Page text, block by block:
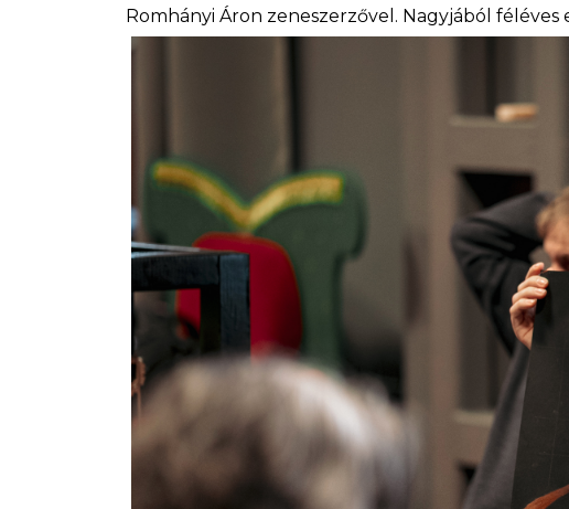
Romhányi Áron zeneszerzővel. Nagyjából